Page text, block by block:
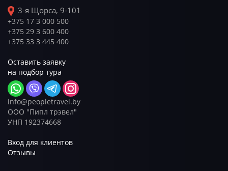
3-я Щорса, 9-101
+375 17 3 000 500
+375 29 3 600 400
+375 33 3 445 400
Оставить заявку
на подбор тура
info@peopletravel.by
ООО "Пипл трэвел"
УНП 192374668
Вход для клиентов
Отзывы